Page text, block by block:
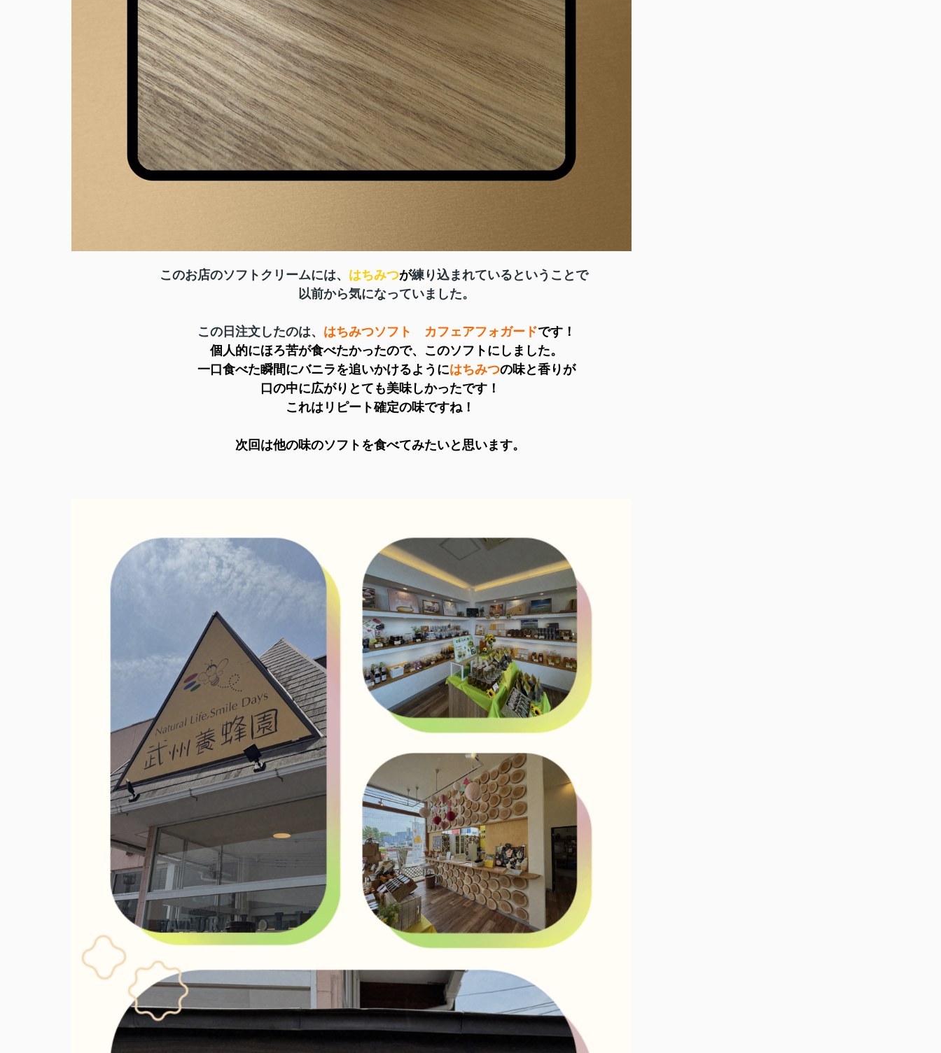
このお店のソフトクリームには、 はちみつが練り込まれているということで
以前から気になっていました。
この日注文したのは、 はちみつソフト カフェアフォガードです！
個人的にほろ苦が食べたかったので、このソフトにしました。
一口食べた瞬間にバニラを追いかけるようにはちみつの味と香りが
口の中に広がりとても美味しかったです！
これはリピート確定の味ですね！
次回は他の味のソフトを食べてみたいと思います。